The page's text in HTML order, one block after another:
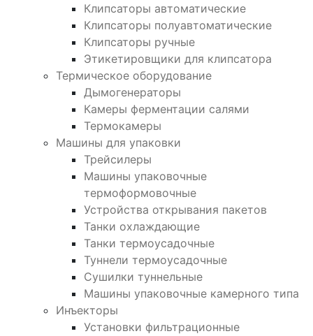
Клипсаторы автоматические
Клипсаторы полуавтоматические
Клипсаторы ручные
Этикетировщики для клипсатора
Термическое оборудование
Дымогенераторы
Камеры ферментации салями
Термокамеры
Машины для упаковки
Трейсилеры
Машины упаковочные
термоформовочные
Устройства открывания пакетов
Танки охлаждающие
Танки термоусадочные
Туннели термоусадочные
Сушилки туннельные
Машины упаковочные камерного типа
Инъекторы
Установки фильтрационные